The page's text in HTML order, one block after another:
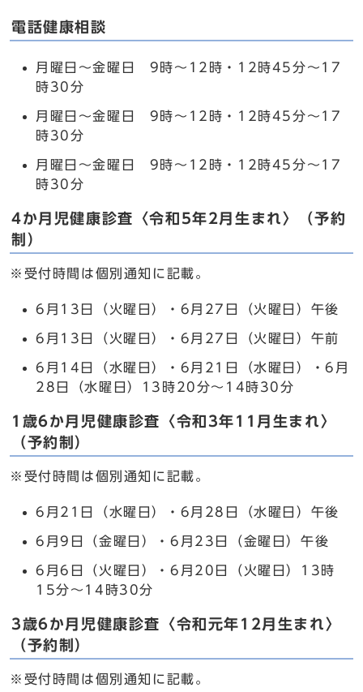
電話健康相談
月曜日～金曜日 9時～12時・12時45分～17
時30分
月曜日～金曜日 9時～12時・12時45分～17
時30分
月曜日～金曜日 9時～12時・12時45分～17
時30分
4か月児健康診査〈令和5年2月生まれ〉（予約
制）
※受付時間は個別通知に記載。
6月13日（火曜日）・6月27日（火曜日）午後
6月13日（火曜日）・6月27日（火曜日）午前
6月14日（水曜日）・6月21日（水曜日）・6月
28日（水曜日）13時20分～14時30分
1歳6か月児健康診査〈令和3年11月生まれ〉
（予約制）
※受付時間は個別通知に記載。
6月21日（水曜日）・6月28日（水曜日）午後
6月9日（金曜日）・6月23日（金曜日）午後
6月6日（火曜日）・6月20日（火曜日）13時
15分～14時30分
3歳6か月児健康診査〈令和元年12月生まれ〉
（予約制）
※受付時間は個別通知に記載。